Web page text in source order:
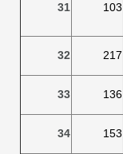
31 103
32 217
33 136
34 153